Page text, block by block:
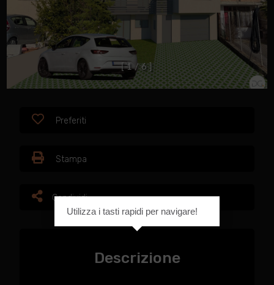
[ 1 / 6 ]
Preferiti
Stampa
Condividi
Descrizione
Utilizza i tasti rapidi per navigare!